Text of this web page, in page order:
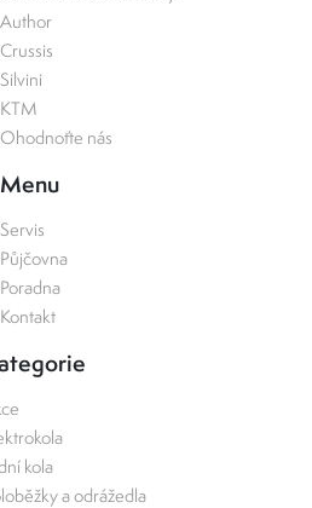
Author
Crussis
Silvini
KTM
Ohodnoťte nás
Menu
Servis
Půjčovna
Poradna
Kontakt
kola
a odrážedla